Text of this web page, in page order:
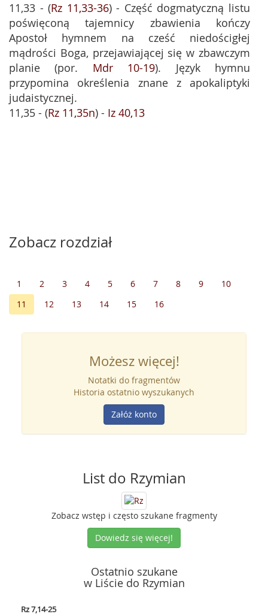
11,33 - (Rz 11,33-36) - Część dogmatyczną listu
poświęconą tajemnicy zbawienia kończy
Apostoł hymnem na cześć niedościgłej
mądrości Boga, przejawiającej się w zbawczym
planie (por. Mdr 10-19). Język hymnu
przypomina określenia znane z apokaliptyki
judaistycznej.
11,35 - (Rz 11,35n) - Iz 40,13
Zobacz rozdział
1 2 3 4 5 6 7 8 9
10
11
12 13 14 15 16
Możesz więcej!
Notatki do fragmentów
Historia ostatnio wyszukanych
Załóż konto
List do Rzymian
Zobacz wstęp i często szukane fragmenty
Dowiedz się więcej!
Ostatnio szukane
w Liście do Rzymian
Rz 7,14-25